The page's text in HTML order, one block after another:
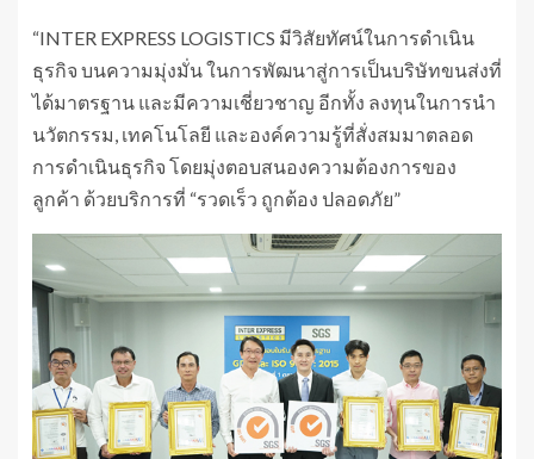
“INTER EXPRESS LOGISTICS มีวิสัยทัศน์ในการดำเนิน
ธุรกิจ บนความมุ่งมั่น ในการพัฒนาสู่การเป็นบริษัทขนส่งที่
ได้มาตรฐาน และมีความเชี่ยวชาญ อีกทั้ง ลงทุนในการนำ
นวัตกรรม, เทคโนโลยี และองค์ความรู้ที่สั่งสมมาตลอด
การดำเนินธุรกิจ โดยมุ่งตอบสนองความต้องการของ
ลูกค้า ด้วยบริการที่ “รวดเร็ว ถูกต้อง ปลอดภัย”